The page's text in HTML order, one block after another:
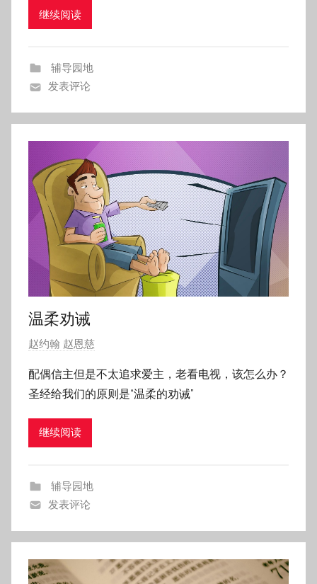
年
8
月
继续阅读
辅导园地
发表评论
温柔劝诫
发
于
2
0
8
月
2
3
日
赵约翰 赵恩慈
配偶信主但是不太追求爱主，老看电视，该怎么办？
圣经给我们的原则是“温柔的劝诫”
继续阅读
辅导园地
发表评论